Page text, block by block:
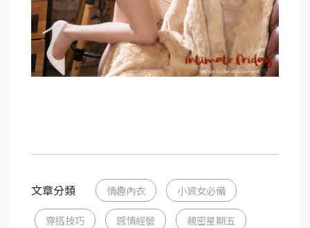
文章分類 情趣內衣 小資女必備
穿搭技巧 感情經營 親密星期五